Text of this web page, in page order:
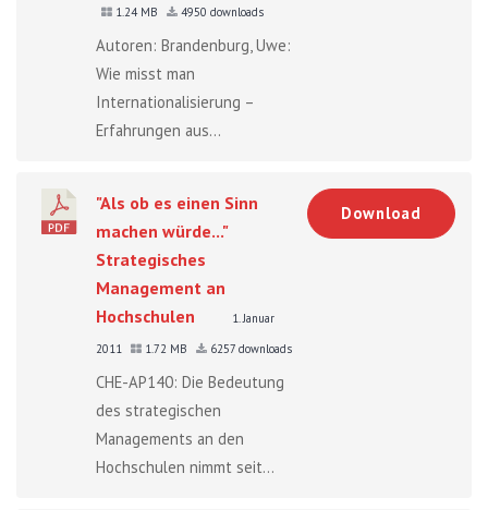
1.24 MB 4950 downloads
Autoren: Brandenburg, Uwe:
Wie misst man
Internationalisierung –
Erfahrungen aus...
"Als ob es einen Sinn
machen würde..."
Strategisches
Management an
Hochschulen
1. Januar
2011
1.72 MB 6257 downloads
CHE-AP140: Die Bedeutung
des strategischen
Managements an den
Hochschulen nimmt seit...
Download